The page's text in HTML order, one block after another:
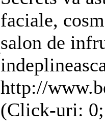
faciale,
salon de
http://
(Click-uri: 0;